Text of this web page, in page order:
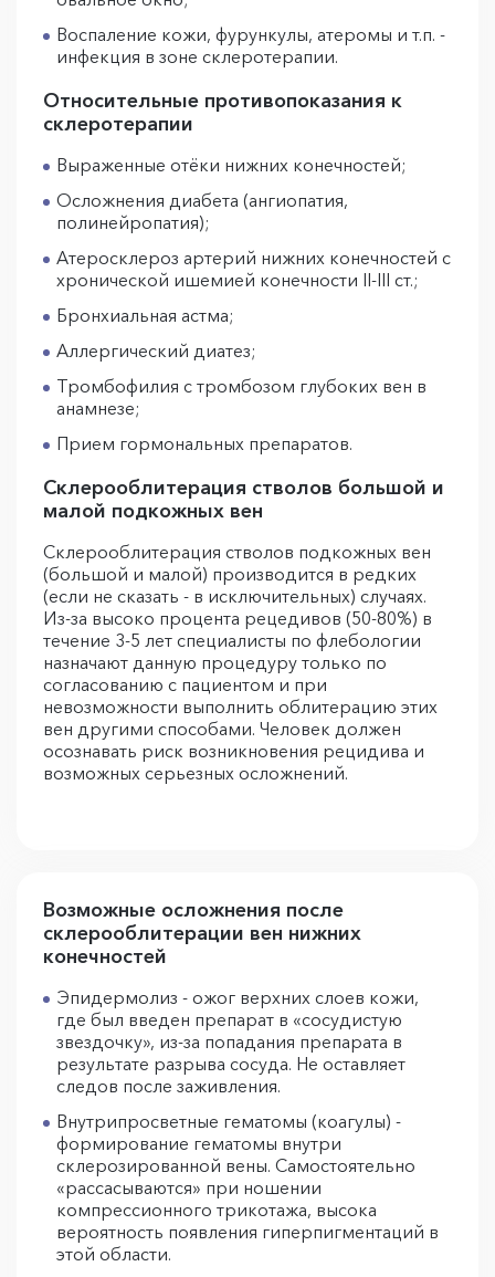
Воспаление кожи, фурункулы, атеромы и т.п. -
инфекция в зоне склеротерапии.
Относительные противопоказания к
склеротерапии
Выраженные отёки нижних конечностей;
Осложнения диабета (ангиопатия,
полинейропатия);
Атеросклероз артерий нижних конечностей с
хронической ишемией конечности II-III ст.;
Бронхиальная астма;
Аллергический диатез;
Тромбофилия с тромбозом глубоких вен в
анамнезе;
Прием гормональных препаратов.
Склерооблитерация стволов большой и
малой подкожных вен
Склерооблитерация стволов подкожных вен
(большой и малой) производится в редких
(если не сказать - в исключительных) случаях.
Из-за высоко процента рецедивов (50-80%) в
течение 3-5 лет специалисты по флебологии
назначают данную процедуру только по
согласованию с пациентом и при
невозможности выполнить облитерацию этих
вен другими способами. Человек должен
осознавать риск возникновения рецидива и
возможных серьезных осложнений.
Возможные осложнения после
склерооблитерации вен нижних
конечностей
Эпидермолиз - ожог верхних слоев кожи,
где был введен препарат в «сосудистую
звездочку», из-за попадания препарата в
результате разрыва сосуда. Не оставляет
следов после заживления.
Внутрипросветные гематомы (коагулы) -
формирование гематомы внутри
склерозированной вены. Самостоятельно
«рассасываются» при ношении
компрессионного трикотажа, высока
вероятность появления гиперпигментаций в
этой области.